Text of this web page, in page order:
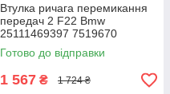
Втулка ричага перемикання
передач 2 F22 Bmw
25111469397 7519670
25111220600 25111222015
Готово до відправки
1 567 ₴ 1 724 ₴